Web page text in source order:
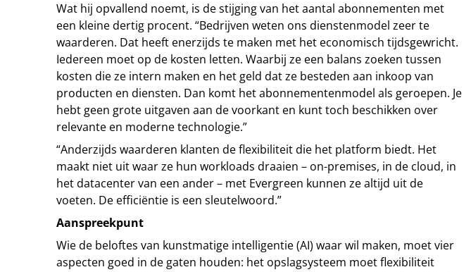
Wat hij opvallend noemt, is de stijging van het aantal abonnementen met
een kleine dertig procent. “Bedrijven weten ons dienstenmodel zeer te
waarderen. Dat heeft enerzijds te maken met het economisch tijdsgewricht.
Iedereen moet op de kosten letten. Waarbij ze een balans zoeken tussen
kosten die ze intern maken en het geld dat ze besteden aan inkoop van
producten en diensten. Dan komt het abonnementenmodel als geroepen. Je
hebt geen grote uitgaven aan de voorkant en kunt toch beschikken over
relevante en moderne technologie.”
“Anderzijds waarderen klanten de flexibiliteit die het platform biedt. Het
maakt niet uit waar ze hun workloads draaien – on-premises, in de cloud, in
het datacenter van een ander – met Evergreen kunnen ze altijd uit de
voeten. De efficiëntie is een sleutelwoord.”
Aanspreekpunt
Wie de beloftes van kunstmatige intelligentie (AI) waar wil maken, moet vier
aspecten goed in de gaten houden: het opslagsysteem moet flexibiliteit